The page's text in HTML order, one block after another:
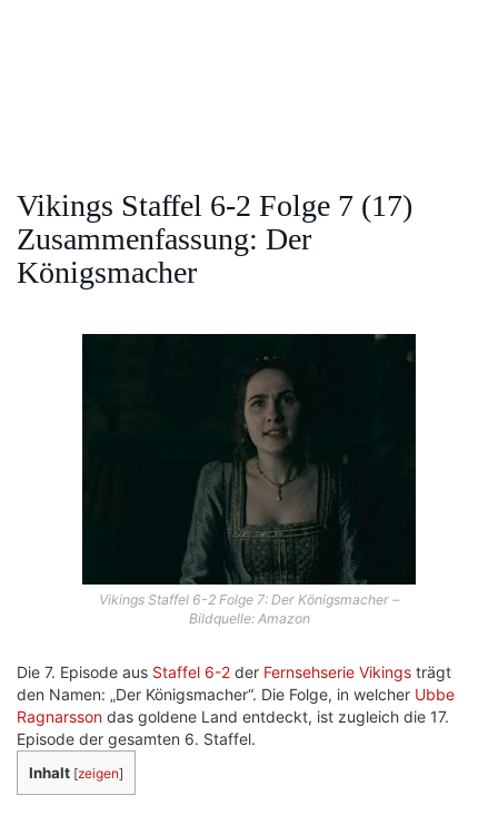
Vikings Staffel 6-2 Folge 7 (17)
Zusammenfassung: Der
Königsmacher
Vikings Staffel 6-2 Folge 7: Der Königsmacher –
Bildquelle: Amazon
Die 7. Episode aus Staffel 6-2 der Fernsehserie Vikings trägt
den Namen: „Der Königsmacher“. Die Folge, in welcher Ubbe
Ragnarsson das goldene Land entdeckt, ist zugleich die 17.
Episode der gesamten 6. Staffel.
Inhalt [zeigen]